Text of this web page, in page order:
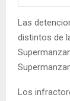
Las
distintos de
Los